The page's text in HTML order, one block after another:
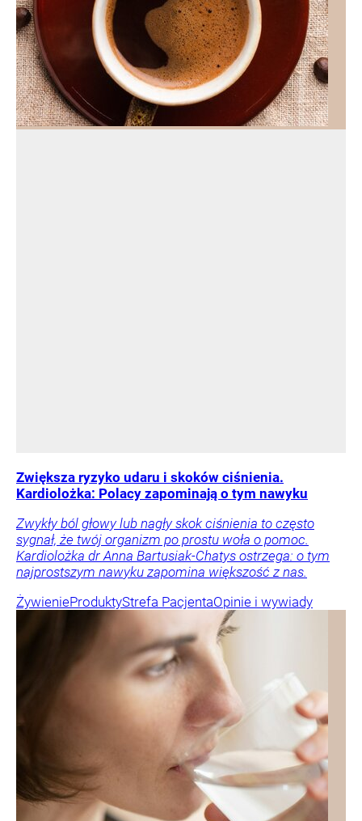
Zwiększa ryzyko udaru i skoków ciśnienia.
Kardiolożka: Polacy zapominają o tym nawyku
Zwykły ból głowy lub nagły skok ciśnienia to często
sygnał, że twój organizm po prostu woła o pomoc.
Kardiolożka dr Anna Bartusiak-Chatys ostrzega: o tym
najprostszym nawyku zapomina większość z nas.
ŻywienieProduktyStrefa PacjentaOpinie i wywiady